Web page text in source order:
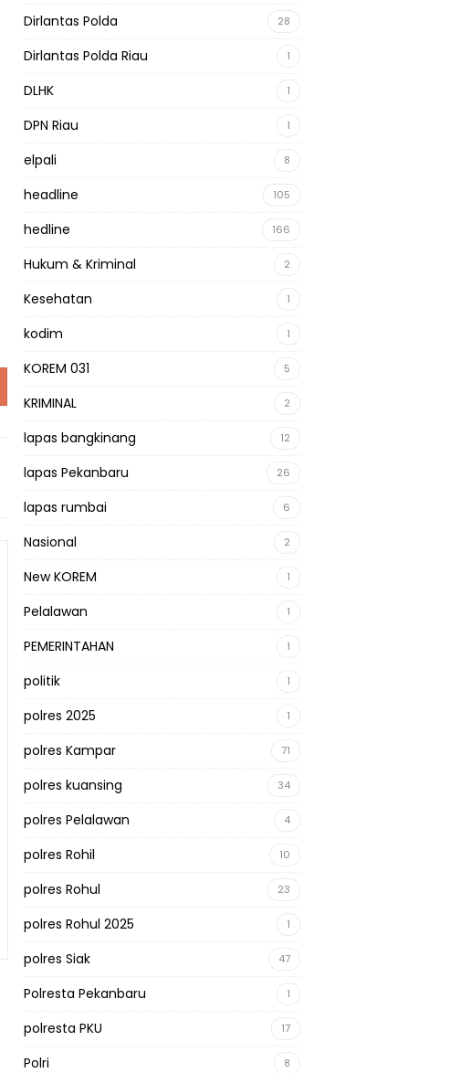
Dirlantas Polda 28
Dirlantas Polda Riau 1
DLHK 1
DPN Riau 1
elpali 8
headline 105
hedline 166
Hukum & Kriminal 2
Kesehatan 1
kodim 1
KOREM 031 5
KRIMINAL 2
lapas bangkinang 12
lapas Pekanbaru 26
lapas rumbai 6
Nasional 2
New KOREM 1
Pelalawan 1
PEMERINTAHAN 1
politik 1
polres 2025 1
polres Kampar 71
polres kuansing 34
polres Pelalawan 4
polres Rohil 10
polres Rohul 23
polres Rohul 2025 1
polres Siak 47
Polresta Pekanbaru 1
polresta PKU 17
Polri 8